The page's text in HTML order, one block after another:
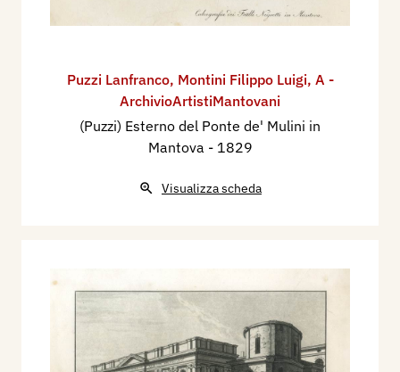
Puzzi Lanfranco, Montini Filippo Luigi, A -
ArchivioArtistiMantovani
(Puzzi) Esterno del Ponte de' Mulini in
Mantova - 1829
Visualizza scheda